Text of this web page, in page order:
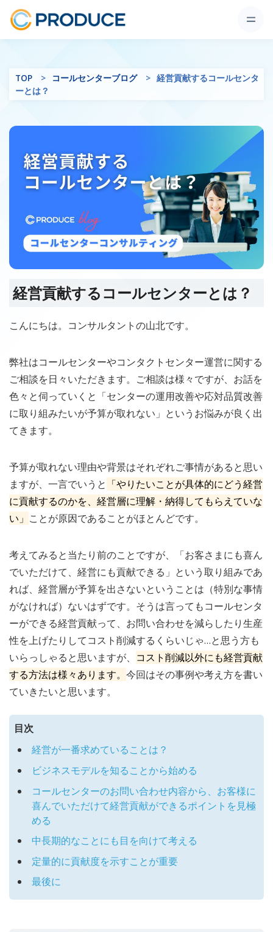
TOP コールセンターブログ
経営貢献するコールセンタ
ーとは？
経営貢献するコールセンターとは？
こんにちは。コンサルタントの山北です。
弊社はコールセンターやコンタクトセンター運営に関する
ご相談を日々いただきます。ご相談は様々ですが、お話を
色々と伺っていくと「センターの運用改善や応対品質改善
に取り組みたいが予算が取れない」というお悩みが良く出
てきます。
予算が取れない理由や背景はそれぞれご事情があると思い
ますが、一言でいうと 「やりたいことが具体的にどう経営
に貢献するのかを、経営層に理解・納得してもらえていな
い」 ことが原因であることがほとんどです。
考えてみると当たり前のことですが、「お客さまにも喜ん
でいただけて、経営にも貢献できる」という取り組みであ
れば、経営層が予算を出さないということは（特別な事情
がなければ）ないはずです。そうは言ってもコールセンタ
ーができる経営貢献って、お問い合わせを減らしたり生産
性を上げたりしてコスト削減するくらいじゃ…と思う方も
いらっしゃると思いますが、 コスト削減以外にも経営貢献
する方法は様々あります。 今回はその事例や考え方を書い
ていきたいと思います。
目次
経営が一番求めていることは？
ビジネスモデルを知ることから始める
コールセンターのお問い合わせ内容から、お客様に
喜んでいただけて経営貢献ができるポイントを見極
める
中長期的なことにも目を向けて考える
定量的に貢献度を示すことが重要
最後に